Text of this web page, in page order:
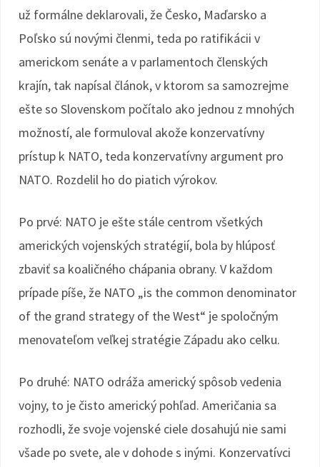
už formálne deklarovali, že Česko, Maďarsko a
Poľsko sú novými členmi, teda po ratifikácii v
americkom senáte a v parlamentoch členských
krajín, tak napísal článok, v ktorom sa samozrejme
ešte so Slovenskom počítalo ako jednou z mnohých
možností, ale formuloval akože konzervatívny
prístup k NATO, teda konzervatívny argument pro
NATO. Rozdelil ho do piatich výrokov.
Po prvé: NATO je ešte stále centrom všetkých
amerických vojenských stratégií, bola by hlúposť
zbaviť sa koaličného chápania obrany. V každom
prípade píše, že NATO „is the common denominator
of the grand strategy of the West“ je spoločným
menovateľom veľkej stratégie Západu ako celku.
Po druhé: NATO odráža americký spôsob vedenia
vojny, to je čisto americký pohľad. Američania sa
rozhodli, že svoje vojenské ciele dosahujú nie sami
všade po svete, ale v dohode s inými. Konzervatívci